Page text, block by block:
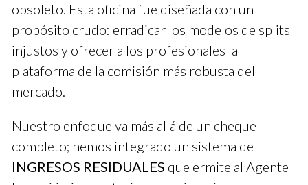
en que gestiono mis clientes. Un cliente reciente me contactó
buscando su primera casa. Con el CRM, pude ingresar todos
sus detalles, preferencias y notas sobre nuestras
conversaciones. Esto me permitió hacer seguimientos
personalizados y relevantes, lo que aumentó la confianza del
Estudio de Caso 2: Automatización de Correos
Recientemente implementé un sistema automatizado para
enviar correos a mis clientes después de cada reunión. Esta
obsoleto. Esta oficina fue diseñada con un
propósito crudo: erradicar los modelos de splits
injustos y ofrecer a los profesionales la
plataforma de la comisión más robusta del
mercado.
Nuestro enfoque va más allá de un cheque
completo; hemos integrado un sistema de
INGRESOS RESIDUALES que ermite al Agente